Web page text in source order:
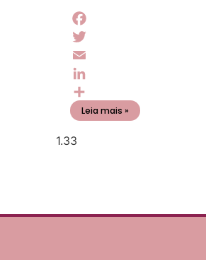
Facebook
Twitter
Email
LinkedIn
Share
Leia mais »